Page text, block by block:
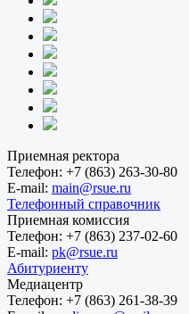
Приемная ректора
Телефон: +7 (863) 263-30-80
E-mail: main@rsue.ru
Телефонный справочник
Приемная комиссия
Телефон: +7 (863) 237-02-60
E-mail: pk@rsue.ru
Абитуриенту
Медиацентр
Телефон: +7 (863) 261-38-39